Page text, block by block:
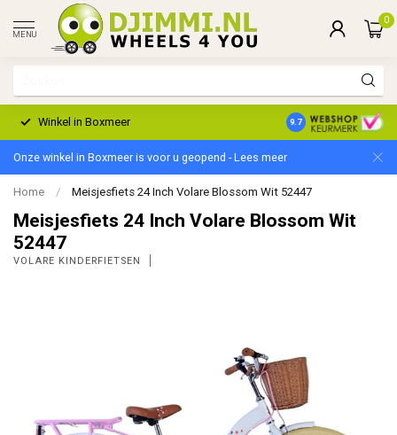
MENU
0
Winkel in Boxmeer 2 Jaar Garantie
9.7
Onze winkel in Boxmeer is voor u geopend - Lees meer
Home / Meisjesfiets 24 Inch Volare Blossom Wit 52447
Meisjesfiets 24 Inch Volare Blossom Wit
52447
VOLARE KINDERFIETSEN